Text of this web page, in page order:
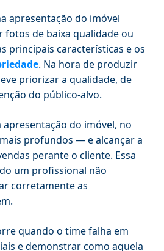
apresentação do imóvel
fotos de baixa qualidade ou
principais características e os
. Na hora de produzir
priorizar a qualidade, de
do público-alvo.
do imóvel, no
profundos — e alcançar a
perante o cliente. Essa
um profissional não
corretamente as
quando o time falha em
e demonstrar como aquela